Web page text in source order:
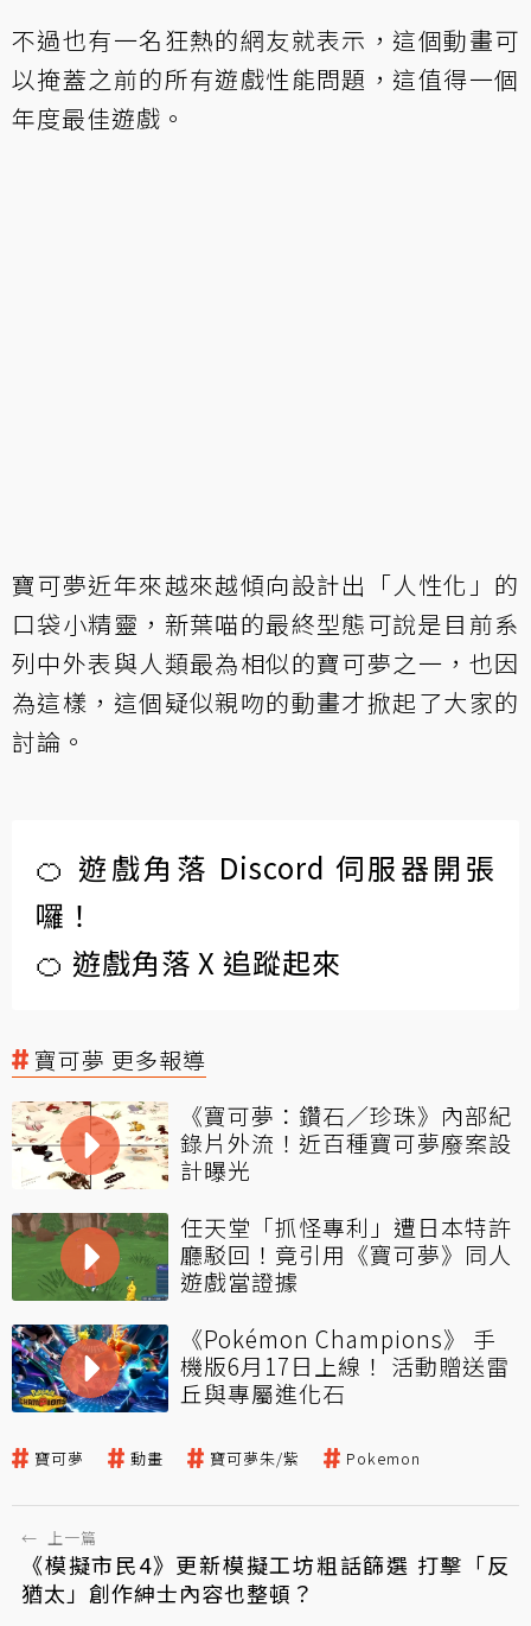
不過也有一名狂熱的網友就表示，這個動畫可
以掩蓋之前的所有遊戲性能問題，這值得一個
年度最佳遊戲。
寶可夢近年來越來越傾向設計出「人性化」的
口袋小精靈，新葉喵的最終型態可說是目前系
列中外表與人類最為相似的寶可夢之一，也因
為這樣，這個疑似親吻的動畫才掀起了大家的
討論。
🍊 遊戲角落 Discord 伺服器開張
囉！
🍊 遊戲角落 X 追蹤起來
寶可夢 更多報導
《寶可夢：鑽石／珍珠》內部紀
錄片外流！近百種寶可夢廢案設
計曝光
任天堂「抓怪專利」遭日本特許
廳駁回！竟引用《寶可夢》同人
遊戲當證據
《Pokémon Champions》 手
機版6月17日上線！ 活動贈送雷
丘與專屬進化石
寶可夢 動畫 寶可夢朱/紫 Pokemon
← 上一篇
《模擬市民4》更新模擬工坊粗話篩選 打擊「反
猶太」創作紳士內容也整頓？